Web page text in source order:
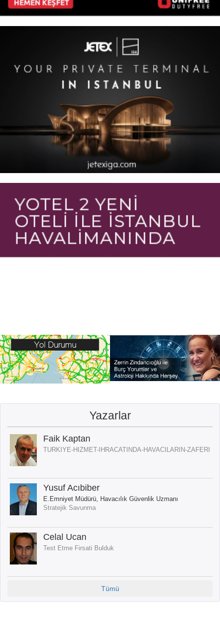
Yazarlar
Faik Kaptan
TURKIYE-HIZMET-IHRACATINDA-HAVACILARIN-ZAFERI
Yusuf Acıbiber
E.Emniyet Müdürü, Havacılık Güvenlik Uzmanı
Stratejik Savunma
Celal Ucan
Test Etme Firsati Bulduk
Tümü